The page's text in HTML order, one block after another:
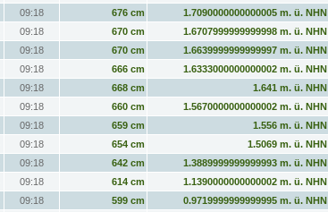
09:18 676 cm
1.7090000000000005 m. ü. NHN
09:18 670 cm
1.6707999999999998 m. ü. NHN
09:18 670 cm
1.6639999999999997 m. ü. NHN
09:18 666 cm
1.6333000000000002 m. ü. NHN
09:18 668 cm
1.641 m. ü. NHN
09:18 660 cm
1.5670000000000002 m. ü. NHN
09:18 659 cm
1.556 m. ü. NHN
09:18 654 cm
1.5069 m. ü. NHN
09:18 642 cm
1.3889999999999993 m. ü. NHN
09:18 614 cm
1.1390000000000002 m. ü. NHN
09:18 599 cm
0.9719999999999995 m. ü. NHN